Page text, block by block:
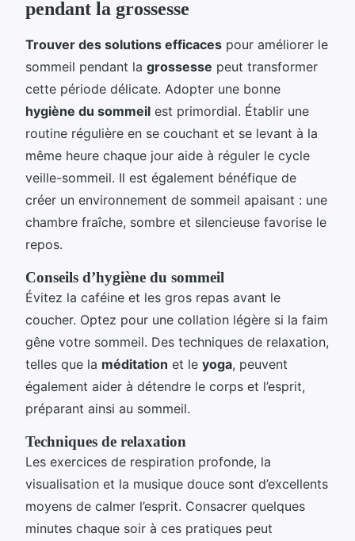
pendant la grossesse
Trouver des solutions efficaces pour améliorer le
sommeil pendant la grossesse peut transformer
cette période délicate. Adopter une bonne
hygiène du sommeil est primordial. Établir une
routine régulière en se couchant et se levant à la
même heure chaque jour aide à réguler le cycle
veille-sommeil. Il est également bénéfique de
créer un environnement de sommeil apaisant : une
chambre fraîche, sombre et silencieuse favorise le
repos.
Conseils d’hygiène du sommeil
Évitez la caféine et les gros repas avant le
coucher. Optez pour une collation légère si la faim
gêne votre sommeil. Des techniques de relaxation,
telles que la méditation et le yoga, peuvent
également aider à détendre le corps et l’esprit,
préparant ainsi au sommeil.
Techniques de relaxation
Les exercices de respiration profonde, la
visualisation et la musique douce sont d’excellents
moyens de calmer l’esprit. Consacrer quelques
minutes chaque soir à ces pratiques peut